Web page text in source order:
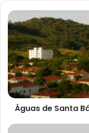
Águas
de
Santa
Bárbara:
história
e
genealogia.
Águas de Santa
Agudos: